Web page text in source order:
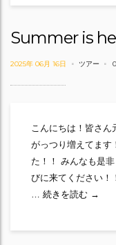
Summer is
2025年 06月 16日 ツアー
こんにちは！皆さん
がっつり増えてます
た！！ みんなも是
びに来てください！
… 続きを読む →